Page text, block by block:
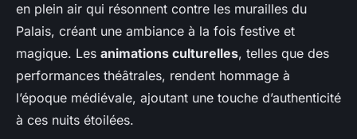
en plein air qui résonnent contre les murailles du
Palais, créant une ambiance à la fois festive et
magique. Les animations culturelles, telles que des
performances théâtrales, rendent hommage à
l’époque médiévale, ajoutant une touche d’authenticité
à ces nuits étoilées.